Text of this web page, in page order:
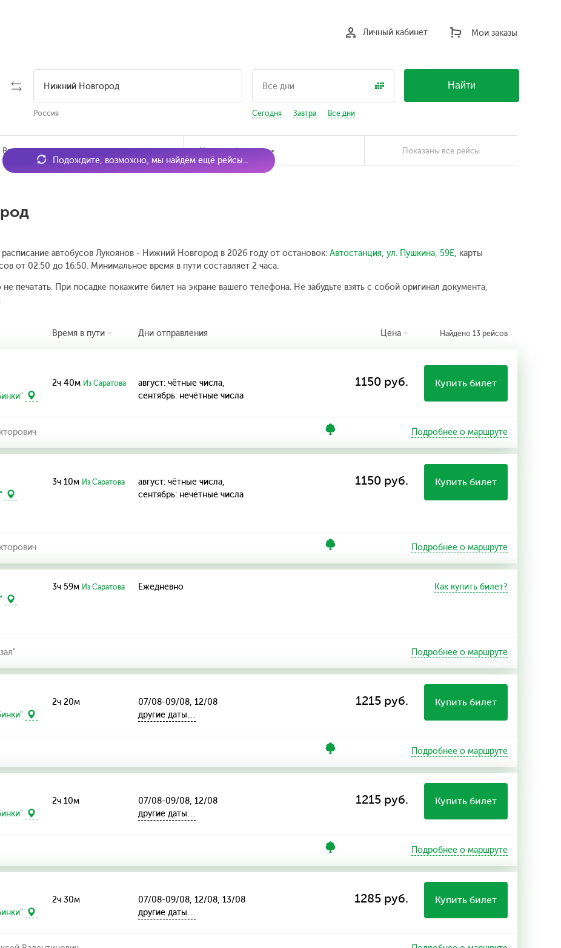
Мои заказы
Личный кабинет
Россия Сегодня Завтра Все дни
Найти
Время отправления Наличие билетов Показаны все рейсы
автобусов Лукоянов - Нижний Новгород в 2026 году от остановок: Автостанция, ул. Пушкина, 59Е, карты
от 02:50 до 16:50. Минимальное время в пути составляет 2 часа.
печатать. При посадке покажите билет на экране вашего телефона. Не забудьте взять с собой оригинал документа,
Подождите, возможно, мы найдём ещё рейсы...
Время в пути Дни отправления Цена Найдено 13 рейсов
2ч 40м Из Саратова
август: чётные числа,
сентябрь: нечётные числа
1150 руб. Купить билет
Подробнее о маршруте
3ч 10м Из Саратова
август: чётные числа,
сентябрь: нечётные числа
1150 руб. Купить билет
Подробнее о маршруте
3ч 59м Из Саратова Ежедневно Как купить билет?
Подробнее о маршруте
2ч 20м
07/08-09/08, 12/08
другие даты…
1215 руб. Купить билет
Подробнее о маршруте
2ч 10м
07/08-09/08, 12/08
другие даты…
1215 руб. Купить билет
Подробнее о маршруте
2ч 30м
07/08-09/08, 12/08, 13/08
другие даты…
1285 руб. Купить билет